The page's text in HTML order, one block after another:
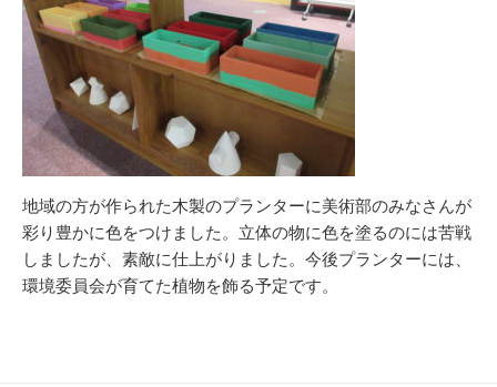
地域の方が作られた木製のプランターに美術部のみなさんが
彩り豊かに色をつけました。立体の物に色を塗るのには苦戦
しましたが、素敵に仕上がりました。今後プランターには、
環境委員会が育てた植物を飾る予定です。